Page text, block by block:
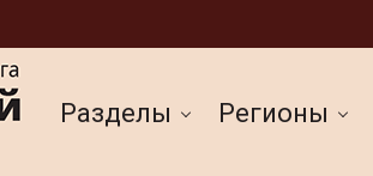
Разделы Регионы